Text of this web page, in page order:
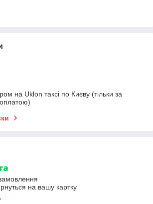
на Uklon таксі по Києву (тільки за
на вашу картку